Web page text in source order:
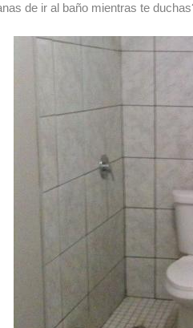
de ir al baño mientras te